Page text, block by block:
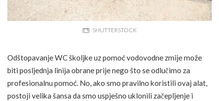
SHUTTERSTOCK
Odštopavanje WC školjke uz pomoć vodovodne zmije može
biti posljednja linija obrane prije nego što se odlučimo za
profesionalnu pomoć. No, ako smo pravilno koristili ovaj alat,
postoji velika šansa da smo uspješno uklonili začepljenje i